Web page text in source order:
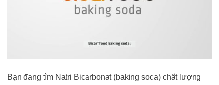
Bạn đang tìm Natri Bicarbonat (baking soda) chất lượng